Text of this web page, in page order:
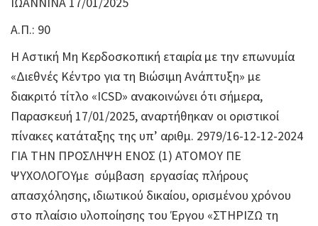
Α.Π.: 90
Η Αστική Μη Κερδοσκοπική εταιρία με την επωνυμία
«Διεθνές Κέντρο για τη Βιώσιμη Ανάπτυξη» με
διακριτό τίτλο «ICSD» ανακοινώνει ότι σήμερα,
Παρασκευή 17/01/2025, αναρτήθηκαν οι οριστικοί
πίνακες κατάταξης της υπ’ αριθμ. 2979/16-12-12-2024
ΓΙΑ ΤΗΝ ΠΡΟΣΛΗΨΗ ΕΝΟΣ (1) ΑΤΟΜΟΥ ΠΕ
ΨΥΧΟΛΟΓΟΥμε σύμβαση εργασίας πλήρους
απασχόλησης, ιδιωτικού δικαίου, ορισμένου χρόνου
στο πλαίσιο υλοποίησης του Έργου «ΣΤΗΡΙΖΩ τη